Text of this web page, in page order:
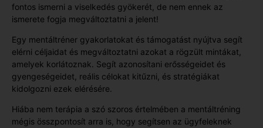
fontos ismerni a viselkedés gyökerét, de nem ennek az
ismerete fogja megváltoztatni a jelent!
Egy mentáltréner gyakorlatokat és támogatást nyújtva segít
elérni céljaidat és megváltoztatni azokat a rögzült mintákat,
amelyek korlátoznak. Segít azonosítani erősségeidet és
gyengeségeidet, reális célokat kitűzni, és stratégiákat
kidolgozni ezek elérésére.
Hiába nem terápia a szó szoros értelmében a mentáltréning
mégis összpontosít arra is, hogy segítsen az ügyfeleknek